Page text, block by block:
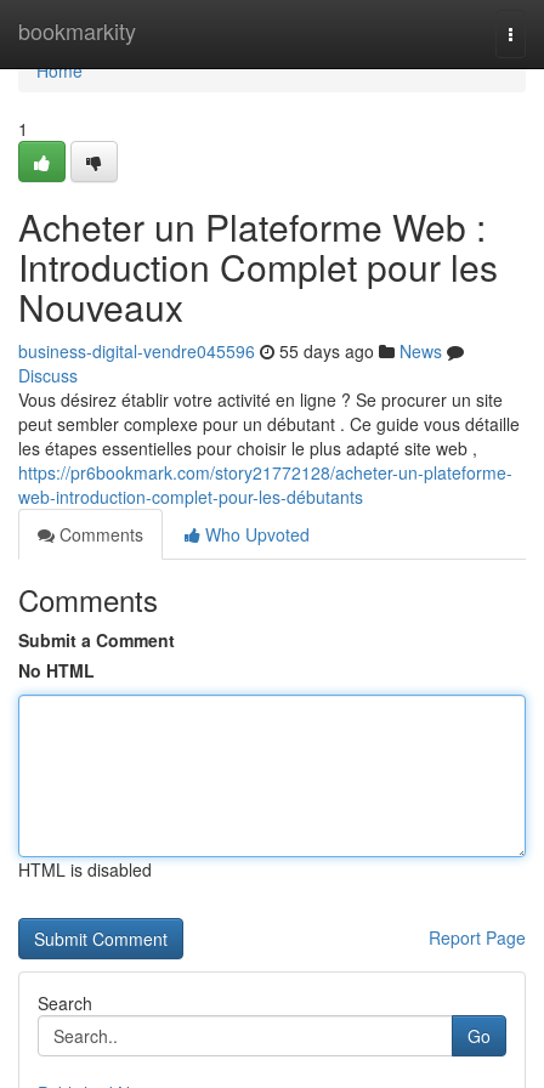
bookmarkity
Home
Home
1
Acheter un Plateforme Web :
Introduction Complet pour les
Nouveaux
business-digital-vendre045596 55 days ago
News
Discuss
Vous désirez établir votre activité en ligne ? Se procurer un site
peut sembler complexe pour un débutant . Ce guide vous détaille
les étapes essentielles pour choisir le plus adapté site web ,
https://pr6bookmark.com/story21772128/acheter-un-plateforme-
web-introduction-complet-pour-les-débutants
Comments
Who Upvoted
Comments
Submit a Comment
No HTML
HTML is disabled
Report Page
Search
Go